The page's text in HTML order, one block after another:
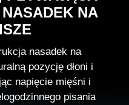
NA
nasadek na
pozycję dłoni i
napięcie mięśni i
pisania